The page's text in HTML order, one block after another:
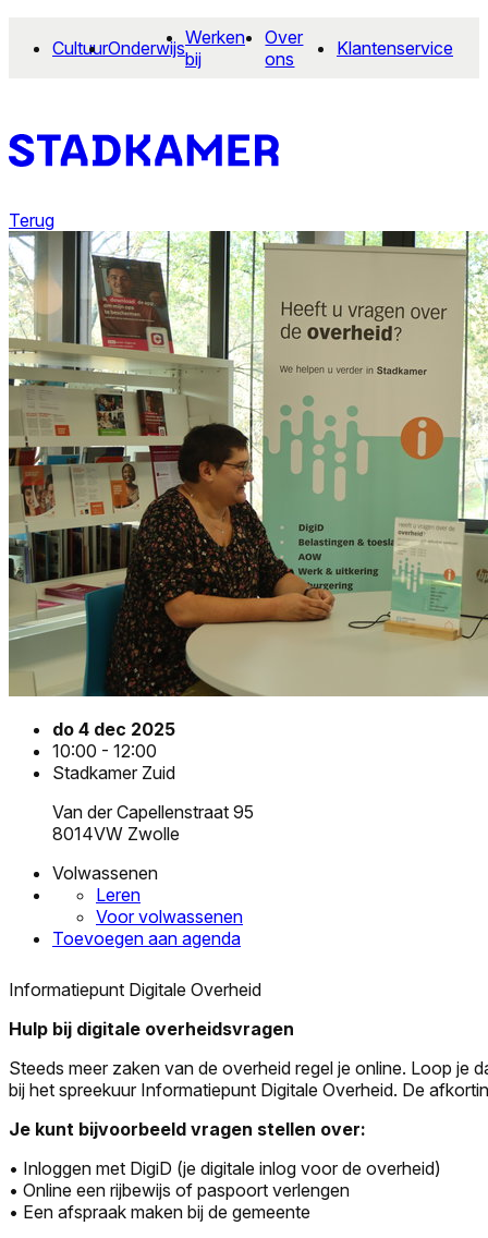
CultuurOnderwijsWerken
bij
Over
ons
Klantenservice
Terug
do 4 dec 2025
10:00 - 12:00
Stadkamer Zuid
Van der Capellenstraat 95
8014VW Zwolle
Volwassenen
Leren
Voor volwassenen
Toevoegen aan agenda
Informatiepunt Digitale Overheid
Hulp bij digitale overheidsvragen
Steeds meer zaken van de overheid regel je online. Loop je
bij het spreekuur Informatiepunt Digitale Overheid. De
Je kunt bijvoorbeeld vragen stellen over:
• Inloggen met DigiD (je digitale inlog voor de overheid)
• Online een rijbewijs of paspoort verlengen
• Een afspraak maken bij de gemeente